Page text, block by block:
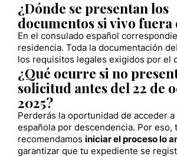
¿Dónde se presentan los
documentos si vivo fuera
En el consulado español
residencia. Toda la documentación
los requisitos legales exigidos por el
¿Qué ocurre si no
solicitud antes del 22 de
2025?
Perderás la oportunidad de acceder a
española por descendencia. Por eso,
recomendamos iniciar el proceso lo
garantizar que tu expediente se